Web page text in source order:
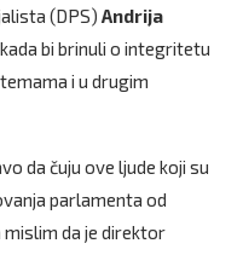
(DPS) Andrija
bi brinuli o integritetu
i u drugim
da čuju ove ljude koji su
parlamenta od
mislim da je direktor